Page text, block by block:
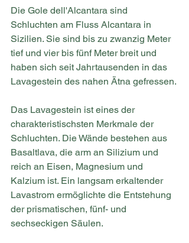
Die Gole dell'Alcantara sind
Schluchten am Fluss Alcantara in
Sizilien. Sie sind bis zu zwanzig Meter
tief und vier bis fünf Meter breit und
haben sich seit Jahrtausenden in das
Lavagestein des nahen Ätna gefressen.
Das Lavagestein ist eines der
charakteristischsten Merkmale der
Schluchten. Die Wände bestehen aus
Basaltlava, die arm an Silizium und
reich an Eisen, Magnesium und
Kalzium ist. Ein langsam erkaltender
Lavastrom ermöglichte die Entstehung
der prismatischen, fünf- und
sechseckigen Säulen.